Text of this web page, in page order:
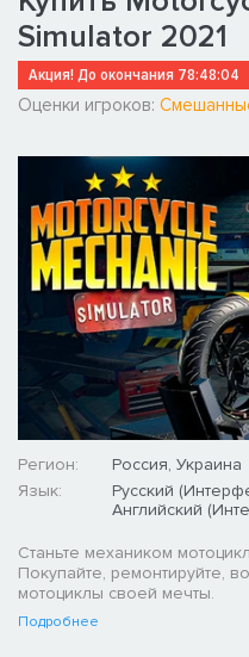
Simulator 2021
Акция! До окончания 78:48:03
Оценки игроков:
Регион:
Россия, Украина
Язык:
Русский
Английский
Станьте механиком
Покупайте, ремонтируйте,
мотоциклы своей мечты.
Подробнее